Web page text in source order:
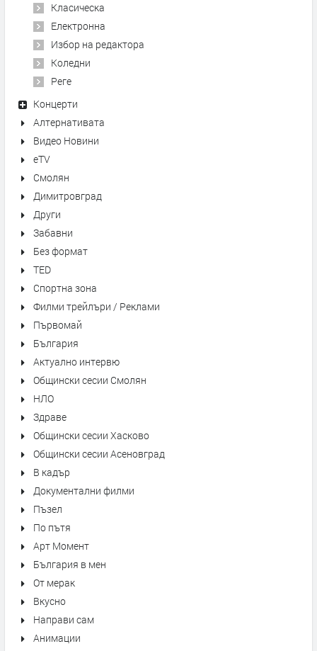
Класическа
Електронна
Избор на редактора
Коледни
Реге
Концерти
Алтернативата
Видео Новини
eTV
Смолян
Димитровград
Други
Забавни
Без формат
TED
Спортна зона
Филми трейлъри / Реклами
Първомай
България
Актуално интервю
Общински сесии Смолян
НЛО
Здраве
Общински сесии Хасково
Общински сесии Асеновград
В кадър
Документални филми
Пъзел
По пътя
Арт Момент
България в мен
От мерак
Вкусно
Направи сам
Анимации